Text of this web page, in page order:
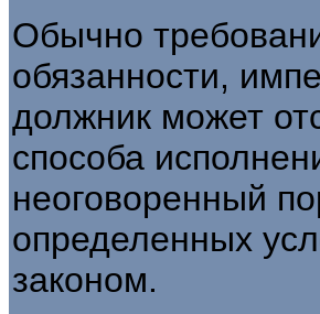
Обычно
обязанности,
должник может
способа
неоговоренный
определенных
законом.